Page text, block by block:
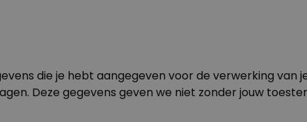
die je hebt aangegeven voor de verwerking
Deze gegevens geven we niet zonder jouw